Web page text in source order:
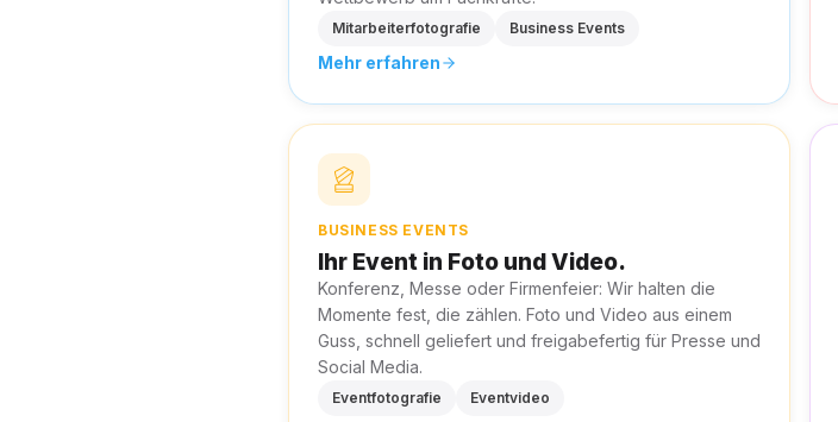
Mitarbeiterfotografie Business Events
Mehr erfahren
BUSINESS EVENTS
Ihr Event in Foto und Video.
Konferenz, Messe oder Firmenfeier: Wir halten die
Momente fest, die zählen. Foto und Video aus einem
Guss, schnell geliefert und freigabefertig für Presse und
Social Media.
Eventfotografie Eventvideo